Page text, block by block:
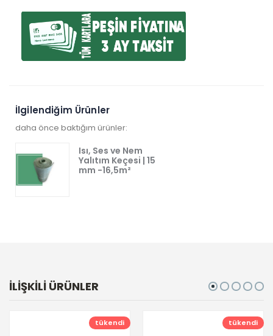
İlgilendiğim Ürünler
daha önce baktığım ürünler:
Isı, Ses ve Nem
Yalıtım Keçesi | 15
mm -16,5m²
İLİŞKİLİ ÜRÜNLER
tükendi tükendi